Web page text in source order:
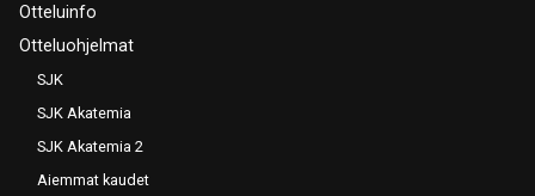
Otteluinfo
Otteluohjelmat
SJK
SJK Akatemia
SJK Akatemia 2
Aiemmat kaudet